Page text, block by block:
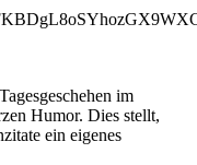
im
Humor. Dies stellt,
ein eigenes